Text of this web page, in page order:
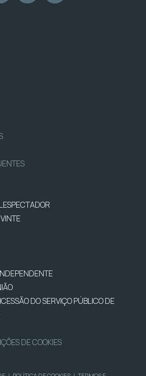
DO SERVIÇO PÚBLICO DE
DE COOKIES